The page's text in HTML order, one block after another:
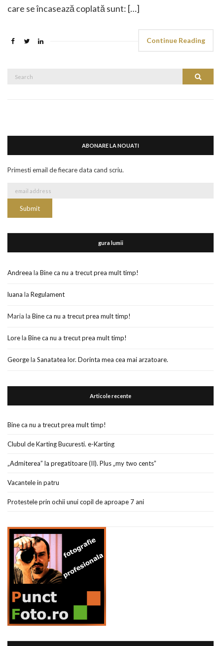
care se încasează coplată sunt: […]
Continue Reading
Search
ABONARE LA NOUATI
Primesti email de fiecare data cand scriu.
gura lumii
Andreea la Bine ca nu a trecut prea mult timp!
luana la Regulament
Maria la Bine ca nu a trecut prea mult timp!
Lorela Bine ca nu a trecut prea mult timp!
Georgela Sanatatea lor. Dorinta mea cea mai arzatoare.
Articole recente
Bine ca nu a trecut prea mult timp!
Clubul de Karting Bucuresti. e-Karting
„Admiterea” la pregatitoare (II). Plus „my two cents”
Vacantele in patru
Protestele prin ochii unui copil de aproape 7 ani